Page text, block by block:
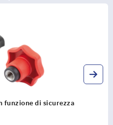
funzione di sicurezza